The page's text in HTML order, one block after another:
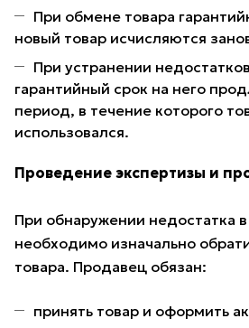
При обмене товара
новый товар исчисляются
При устранении
гарантийный срок на него
период, в течение которого
использовался.
Проведение экспертизы и
При обнаружении недостатка
необходимо изначально
товара. Продавец обязан:
принять товар и оформить